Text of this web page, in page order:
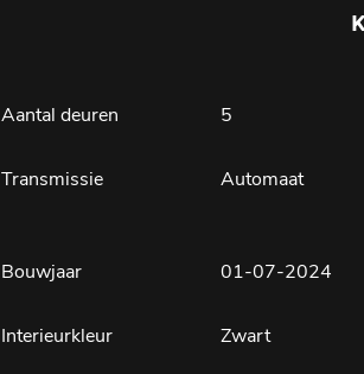
Aantal deuren 5
Transmissie Automaat
Bouwjaar 01-07-2024
Interieurkleur Zwart